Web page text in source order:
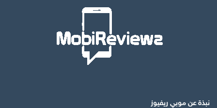
نبذة عن موبي ريفيوز